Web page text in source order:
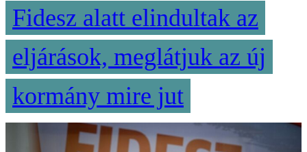
Fidesz alatt elindultak az
eljárások, meglátjuk az új
kormány mire jut